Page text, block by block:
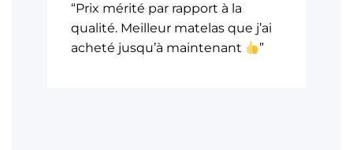
“Prix mérité par rapport à la
qualité. Meilleur matelas que j’ai
acheté jusqu’à maintenant
”